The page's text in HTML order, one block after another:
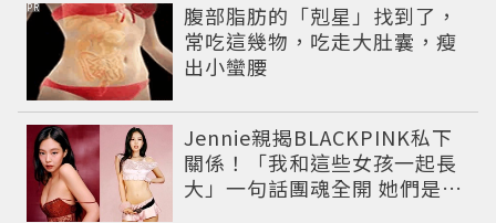
腹部脂肪的「剋星」找到了，
常吃這幾物，吃走大肚囊，瘦
出小蠻腰
PR
Jennie親揭BLACKPINK私下
關係！「我和這些女孩一起長
大」一句話團魂全開 她們是彼